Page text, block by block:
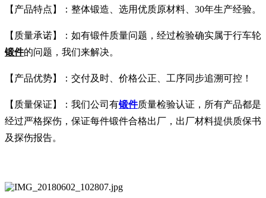
【产品特点】：整体锻造、选用优质原材料、30年生产经验。
【质量承诺】：如有锻件质量问题，经过检验确实属于行车轮
锻件的问题，我们来解决。
【产品优势】：交付及时、价格公正、工序同步追溯可控！
【质量保证】：我们公司有锻件质量检验认证，所有产品都是
经过严格探伤，保证每件锻件合格出厂，出厂材料提供质保书
及探伤报告。